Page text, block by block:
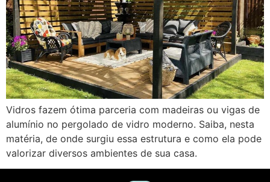
Vidros fazem ótima parceria com madeiras ou vigas de
alumínio no pergolado de vidro moderno. Saiba, nesta
matéria, de onde surgiu essa estrutura e como ela pode
valorizar diversos ambientes de sua casa.